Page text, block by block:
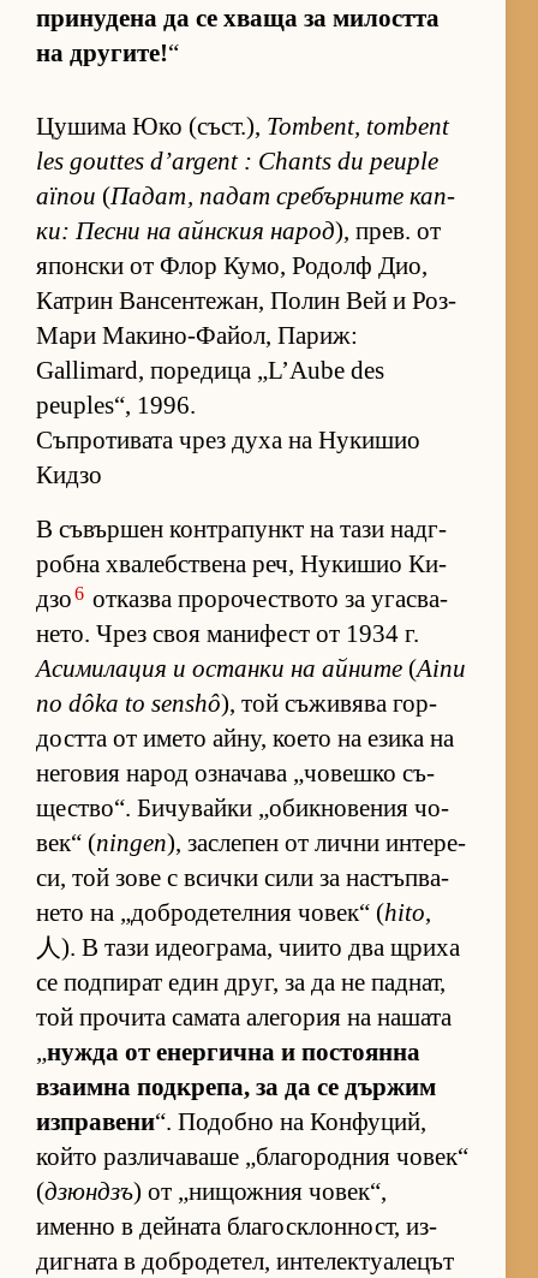
при­ну­дена да се хваща за ми­лостта
на дру­ги­те!“
Цу­шима Юко (съст­.), Tombent, tombent
les gouttes d’argent : Chants du peuple
aïnou (Па­дат, па­дат сре­бър­ните кап­
ки: Песни на айн­с­кия на­род), прев. от
япон­ски от Флор Ку­мо, Ро­долф Дио,
Кат­рин Ван­сен­те­жан, По­лин Вей и Роз-
Мари Ма­ки­но-Фа­йол, Па­риж:
Gallimard, по­ре­дица „L’Aube des
peuples“, 1996.
Съпротивата чрез духа на Нукишио
Кидзо
В съ­вър­шен кон­т­ра­пункт на тази над­г­
робна хва­леб­с­т­вена реч, Ну­ки­шио Ки­
дзо6 от­казва про­ро­чес­т­вото за угас­ва­
не­то. Чрез своя ма­ни­фест от 1934 г.
Аси­ми­ла­ция и ос­танки на ай­ните (Ainu
no dôka to senshô), той съ­жи­вява гор­
достта от името ай­ну, ко­ето на езика на
не­го­вия на­род оз­на­чава „чо­вешко съ­
щес­т­во“. Би­чу­вайки „о­бик­но­ве­ния чо­
век“ (ningen), зас­ле­пен от лични ин­те­ре­
си, той зове с всички сили за нас­тъп­ва­
нето на „доб­ро­де­тел­ния чо­век“ (hito,
人). В тази иде­ог­ра­ма, чи­ито два щриха
се под­пи­рат един друг, за да не пад­нат,
той про­чита са­мата але­го­рия на на­шата
„нужда от енер­гична и пос­то­янна
вза­имна под­к­ре­па, за да се дър­жим
из­п­ра­вени“. По­добно на Кон­фу­ций,
който раз­ли­ча­ваше „бла­го­род­ния чо­век“
(дзюндзъ) от „ни­щож­ния чо­век“,
именно в дей­ната бла­гос­к­лон­ност, из­
диг­ната в доб­ро­де­тел, ин­те­лек­ту­а­ле­цът